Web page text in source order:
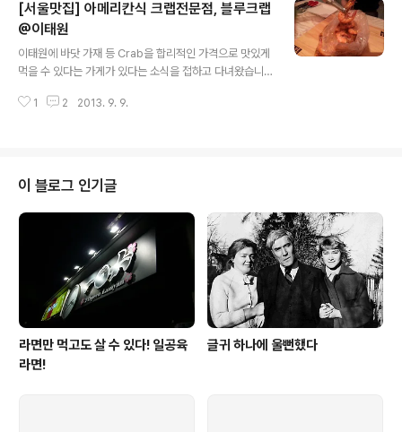
하는 사람들이었던 것 같아요. 다행히 축축한 잔디밭을 피
해서 무대 측면에서 가까운 곳에 심지어 천막까지 있는 곳
에 돗자리를 깔고 준비한 와인과 치즈, 과일들을 꺼내놓고
진심 가을다운 페스티벌을 즐기기 시작했습니다. 아~ 한잔
고 오는 재즈의 선율이.... Good! 공연은 한 뮤지션마다 4
[서울맛집] 아메리칸식 크랩전문점, 블루크랩
@이태원
이태원에 바닷 가재 등 Crab을 합리적인 가격으로 맛있게
먹을 수 있다는 가게가 있다는 소식을 접하고 다녀왔습니
>_< 결과적으로는 합리적인 가격, 맛도 굿, 분위기도 좋았
다보면 '어디에 있는거지' 하는 지점에 딱하고 있어요. 들어
가는 입구가 작으니 간판을 잘 찾아보셔야 할 거예요. 이렇
게 간판을 찾으면 좁은 계단이 펼쳐져요. 왠지 빨간색 페인
트와 조명이 느낌이 좋던데요. : ) 들어가면 자리는 꽤나 넓
어요. 환하고. 크랩집이라서 냄새가 진동할 줄 알았는데 그
렇지도 않고 ..
1 2 2013. 9. 9.
이 블로그 인기글
라면만 먹고도 살 수 있다! 일공육
라면!
글귀 하나에 울뻔했다